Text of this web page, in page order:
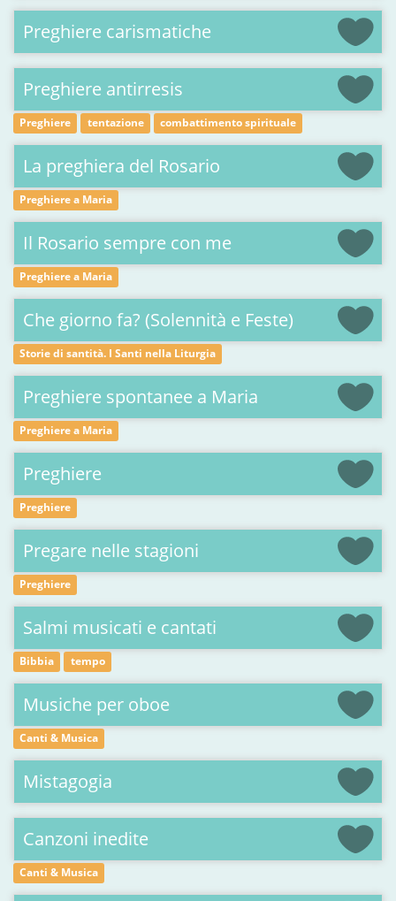
Preghiere carismatiche
Preghiere antirresis
Preghiere tentazione combattimento spirituale
La preghiera del Rosario
Preghiere a Maria
Il Rosario sempre con me
Preghiere a Maria
Che giorno fa? (Solennità e Feste)
Storie di santità. I Santi nella Liturgia
Preghiere spontanee a Maria
Preghiere a Maria
Preghiere
Preghiere
Pregare nelle stagioni
Preghiere
Salmi musicati e cantati
Bibbia tempo
Musiche per oboe
Canti & Musica
Mistagogia
Canzoni inedite
Canti & Musica